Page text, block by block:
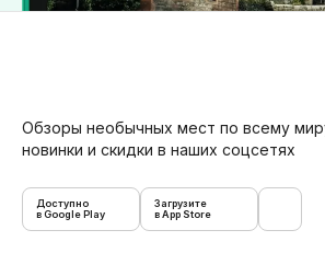
Обзоры необычных мест по всему
новинки и скидки в наших соцсетях
Доступно
в Google Play
Загрузите
в App Store